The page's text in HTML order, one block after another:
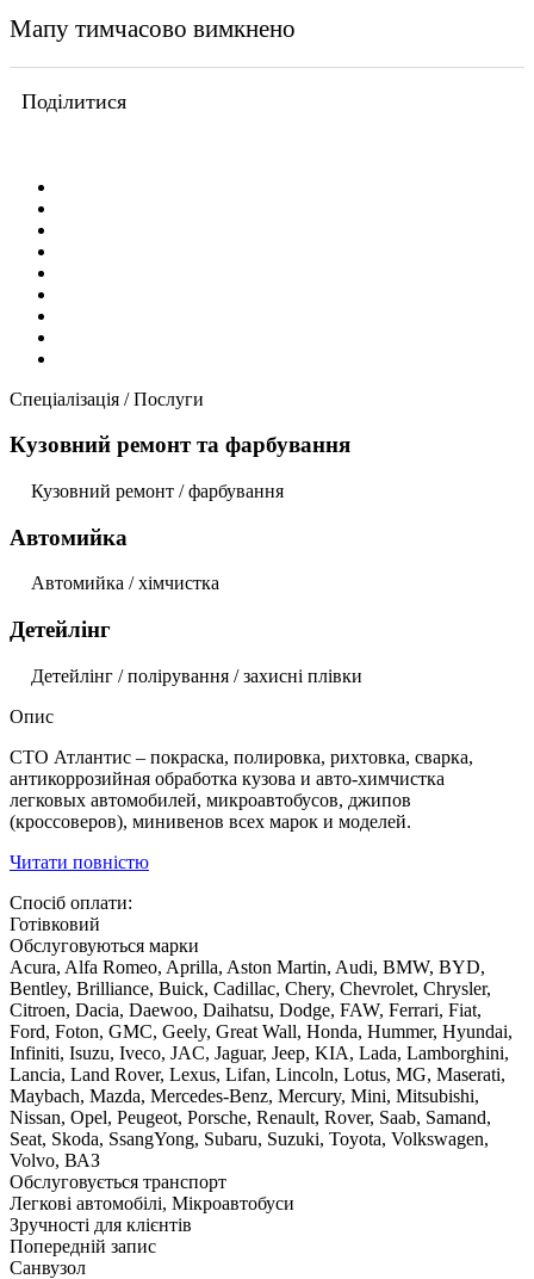
Мапу тимчасово вимкнено
Поділитися
Спеціалізація / Послуги
Кузовний ремонт та фарбування
Кузовний ремонт / фарбування
Автомийка
Автомийка / хімчистка
Детейлінг
Детейлінг / полірування / захисні плівки
Опис
СТО Атлантис – покраска, полировка, рихтовка, сварка,
антикоррозийная обработка кузова и авто-химчистка
легковых автомобилей, микроавтобусов, джипов
(кроссоверов), минивенов всех марок и моделей.
Читати повністю
Спосіб оплати:
Готівковий
Обслуговуються марки
Acura, Alfa Romeo, Aprilla, Aston Martin, Audi, BMW, BYD,
Bentley, Brilliance, Buick, Cadillac, Chery, Chevrolet, Chrysler,
Citroen, Dacia, Daewoo, Daihatsu, Dodge, FAW, Ferrari, Fiat,
Ford, Foton, GMC, Geely, Great Wall, Honda, Hummer, Hyundai,
Infiniti, Isuzu, Iveco, JAC, Jaguar, Jeep, KIA, Lada, Lamborghini,
Lancia, Land Rover, Lexus, Lifan, Lincoln, Lotus, MG, Maserati,
Maybach, Mazda, Mercedes-Benz, Mercury, Mini, Mitsubishi,
Nissan, Opel, Peugeot, Porsche, Renault, Rover, Saab, Samand,
Seat, Skoda, SsangYong, Subaru, Suzuki, Toyota, Volkswagen,
Volvo, ВАЗ
Обслуговується транспорт
Легкові автомобілі, Мікроавтобуси
Зручності для клієнтів
Попередній запис
Санвузол